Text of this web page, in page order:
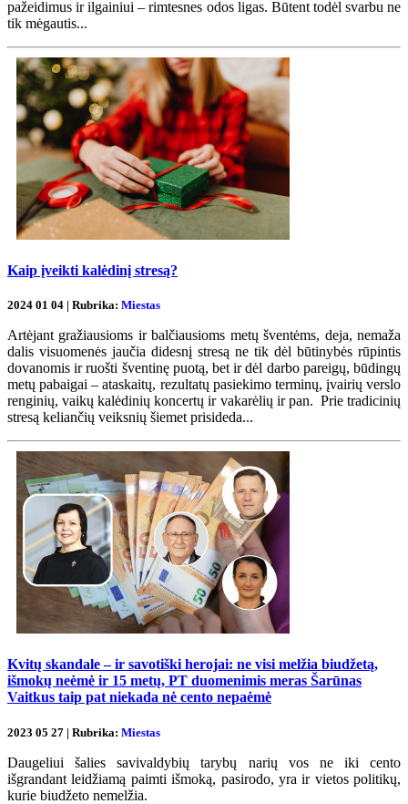
pažeidimus ir ilgainiui – rimtesnes odos ligas. Būtent todėl svarbu ne
tik mėgautis...
Kaip įveikti kalėdinį stresą?
2024 01 04 | Rubrika: Miestas
Artėjant gražiausioms ir balčiausioms metų šventėms, deja, nemaža
dalis visuomenės jaučia didesnį stresą ne tik dėl būtinybės rūpintis
dovanomis ir ruošti šventinę puotą, bet ir dėl darbo pareigų, būdingų
metų pabaigai – ataskaitų, rezultatų pasiekimo terminų, įvairių verslo
renginių, vaikų kalėdinių koncertų ir vakarėlių ir pan. Prie tradicinių
stresą keliančių veiksnių šiemet prisideda...
Kvitų skandale – ir savotiški herojai: ne visi melžia biudžetą,
išmokų neėmė ir 15 metų, PT duomenimis meras Šarūnas
Vaitkus taip pat niekada nė cento nepaėmė
2023 05 27 | Rubrika: Miestas
Daugeliui šalies savivaldybių tarybų narių vos ne iki cento
išgrandant leidžiamą paimti išmoką, pasirodo, yra ir vietos politikų,
kurie biudžeto nemelžia.